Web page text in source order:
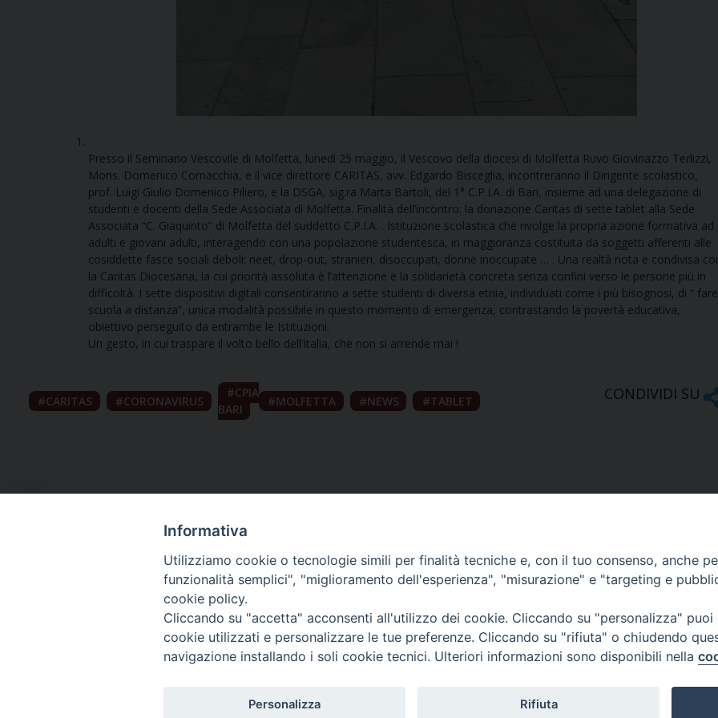
Presso il Seminario Vescovile di Molfetta, lunedì 25 maggio, il Vescovo della diocesi di Molfetta Ruvo Giovinazzo Terlizzi,
Mons. Domenico Cornacchia, e il vice direttore CARITAS, avv. Edgardo Bisceglia, incontreranno il Dirigente scolastico,
prof. Luigi Giulio Domenico Piliero, e la DSGA, sig.ra Marta Bartoli, del 1° C.P.I.A. di Bari, insieme ad una delegazione di
studenti e docenti della Sede Associata di Molfetta. Finalità dell’incontro: la donazione Caritas di sette tablet alla Sede
Associata “C. Giaquinto” di Molfetta del suddetto C.P.I.A. . Istituzione scolastica che rivolge la propria azione formativa ad
adulti e giovani adulti, interagendo con una popolazione studentesca, in maggioranza costituita da soggetti afferenti alle
cosiddette fasce sociali deboli: neet, drop-out, stranieri, disoccupati, donne inoccupate … . Una realtà nota e condivisa
la Caritas Diocesana, la cui priorità assoluta è l’attenzione e la solidarietà concreta senza confini verso le persone più in
difficoltà. I sette dispositivi digitali consentiranno a sette studenti di diversa etnia, individuati come i più bisognosi, di “ fare
scuola a distanza”, unica modalità possibile in questo momento di emergenza, contrastando la povertà educativa,
obiettivo perseguito da entrambe le Istituzioni.
Un gesto, in cui traspare il volto bello dell’Italia, che non si arrende mai !
CARITAS CORONAVIRUS
CPIA
BARI
MOLFETTA NEWS TABLET CONDIVIDI SU
Piazza Giovene 4 – 70056 Molfetta (BA)
Ufficio Comunicazioni sociali
Piazza Giovene 4 – 70056 Molfetta (BA)
comunicazionisociali@diocesimolfetta.it
Informativa
Utilizziamo cookie o tecnologie simili per finalità tecniche e, con il tuo consenso, anche
funzionalità semplici", "miglioramento dell'esperienza", "misurazione" e "targeting e
cookie policy.
Cliccando su "accetta" acconsenti all'utilizzo dei cookie. Cliccando su "personalizza"
cookie utilizzati e personalizzare le tue preferenze. Cliccando su "rifiuta" o chiudendo
navigazione installando i soli cookie tecnici. Ulteriori informazioni sono disponibili nella
Personalizza Rifiuta